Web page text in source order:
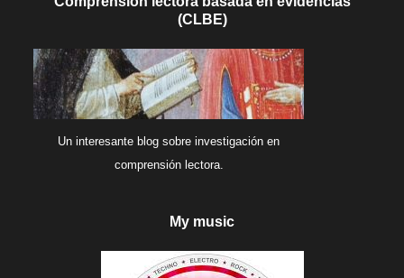
(CLBE)
Un interesante blog sobre investigación en
comprensión lectora.
My music